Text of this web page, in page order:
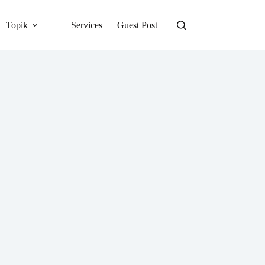
Topik Services Guest Post